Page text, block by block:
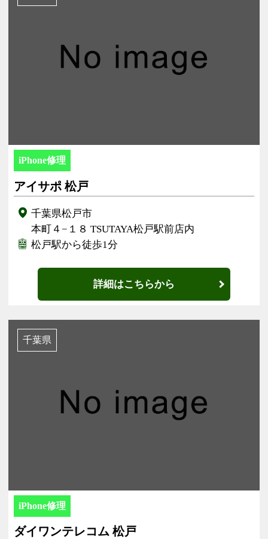
iPhone修理
アイサポ 松戸
千葉県松戸市
本町４−１８ TSUTAYA松戸駅前店内
松戸駅から徒歩1分
詳細はこちらから
千葉県
iPhone修理
ダイワンテレコム 松戸